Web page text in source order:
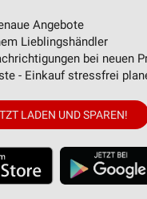
Angebote
Lieblingshändler
bei neuen
- Einkauf stressfrei
LADEN UND SPAREN!